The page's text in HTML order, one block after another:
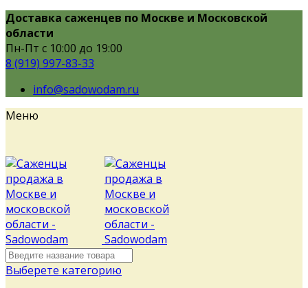
Доставка саженцев по Москве и Московской
области
Пн-Пт с 10:00 до 19:00
8 (919) 997-83-33
info@sadowodam.ru
Меню
Выберете категорию